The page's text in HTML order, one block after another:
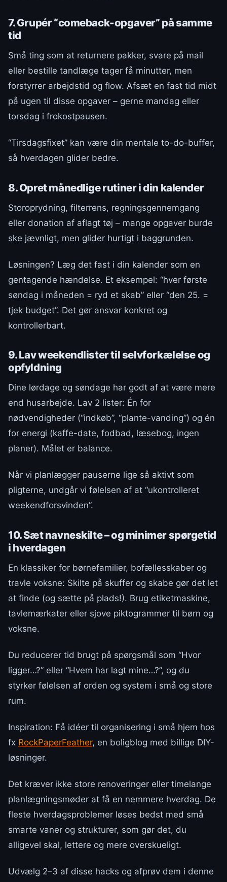
7. Grupér “comeback-opgaver” på samme
tid
Små ting som at returnere pakker, svare på mail
eller bestille tandlæge tager få minutter, men
forstyrrer arbejdstid og flow. Afsæt en fast tid midt
på ugen til disse opgaver – gerne mandag eller
torsdag i frokostpausen.
“Tirsdagsfixet” kan være din mentale to-do-buffer,
så hverdagen glider bedre.
8. Opret månedlige rutiner i din kalender
Storoprydning, filterrens, regningsgennemgang
eller donation af aflagt tøj – mange opgaver burde
ske jævnligt, men glider hurtigt i baggrunden.
Løsningen? Læg det fast i din kalender som en
gentagende hændelse. Et eksempel: “hver første
søndag i måneden = ryd et skab” eller “den 25. =
tjek budget”. Det gør ansvar konkret og
kontrollerbart.
9. Lav weekendlister til selvforkælelse og
opfyldning
Dine lørdage og søndage har godt af at være mere
end husarbejde. Lav 2 lister: Én for
nødvendigheder (“indkøb”, “plante-vanding”) og én
for energi (kaffe-date, fodbad, læsebog, ingen
planer). Målet er balance.
Når vi planlægger pauserne lige så aktivt som
pligterne, undgår vi følelsen af at “ukontrolleret
weekendforsvinden”.
10. Sæt navneskilte – og minimer spørgetid
i hverdagen
En klassiker for børnefamilier, bofællesskaber og
travle voksne: Skilte på skuffer og skabe gør det let
at finde (og sætte på plads!). Brug etiketmaskine,
tavlemærkater eller sjove piktogrammer til børn og
voksne.
Du reducerer tid brugt på spørgsmål som “Hvor
ligger…?” eller “Hvem har lagt mine…?”, og du
styrker følelsen af orden og system i små og store
rum.
Inspiration: Få idéer til organisering i små hjem hos
fx RockPaperFeather, en boligblog med billige DIY-
løsninger.
Det kræver ikke store renoveringer eller timelange
planlægningsmøder at få en nemmere hverdag. De
fleste hverdagsproblemer løses bedst med små
smarte vaner og strukturer, som gør det, du
alligevel skal, lettere og mere overskueligt.
Udvælg 2–3 af disse hacks og afprøv dem i denne